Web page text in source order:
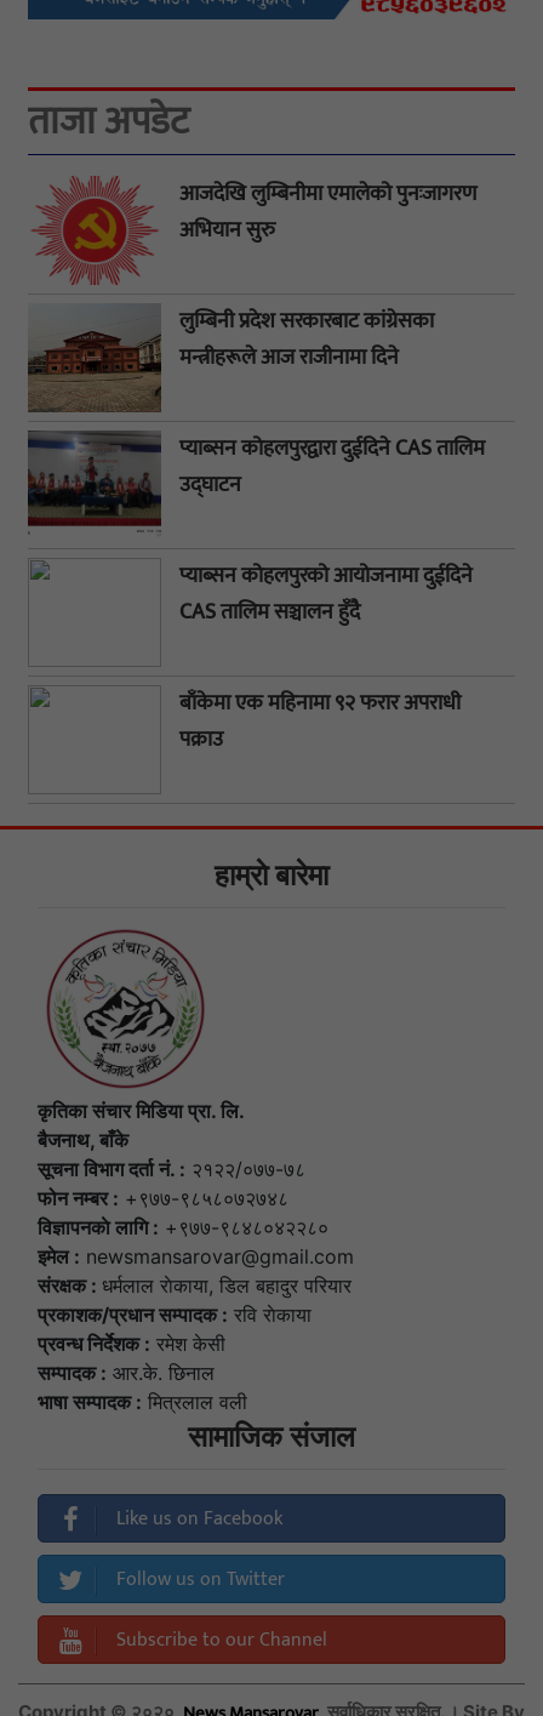
ताजा अपडेट
आजदेखि लुम्बिनीमा एमालेको पुनःजागरण
अभियान सुरु
लुम्बिनी प्रदेश सरकारबाट कांग्रेसका
मन्त्रीहरूले आज राजीनामा दिने
प्याब्सन कोहलपुरद्वारा दुईदिने CAS तालिम
उद्घाटन
प्याब्सन कोहलपुरको आयोजनामा दुईदिने
CAS तालिम सञ्चालन हुँदै
बाँकेमा एक महिनामा ९२ फरार अपराधी
पक्राउ
हाम्राे बारेमा
कृतिका संचार मिडिया प्रा. लि.
बैजनाथ, बाँके
सूचना विभाग दर्ता नं. : २१२२/०७७-७८
फोन नम्बर : +९७७-९८५८०७२७४८
विज्ञापनकाे लागि : +९७७-९८४८०४२२८०
इमेल : newsmansarovar@gmail.com
संरक्षक : धर्मलाल राेकाया, डिल बहादुर परियार
प्रकाशक/प्रधान सम्पादक : रवि राेकाया
प्रवन्ध निर्देशक : रमेश केसी
सम्पादक : आर.के. छिनाल
भाषा सम्पादक : मित्रलाल वली
सामाजिक संजाल
Like us on Facebook
Follow us on Twitter
Subscribe to our Channel
Copyright © २०२०, , सर्वाधिकार सुरक्षित. । Site By